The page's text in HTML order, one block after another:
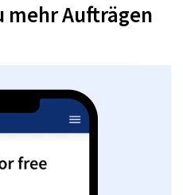
mehr Aufträgen